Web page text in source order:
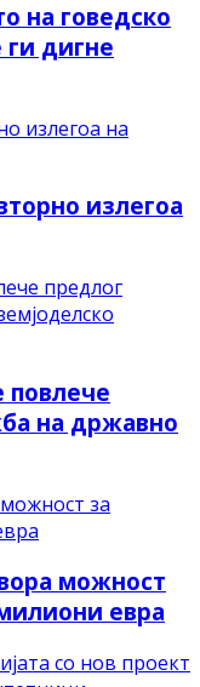
на говедско
ги дигне
излегоа
повлече
на државно
можност
евра